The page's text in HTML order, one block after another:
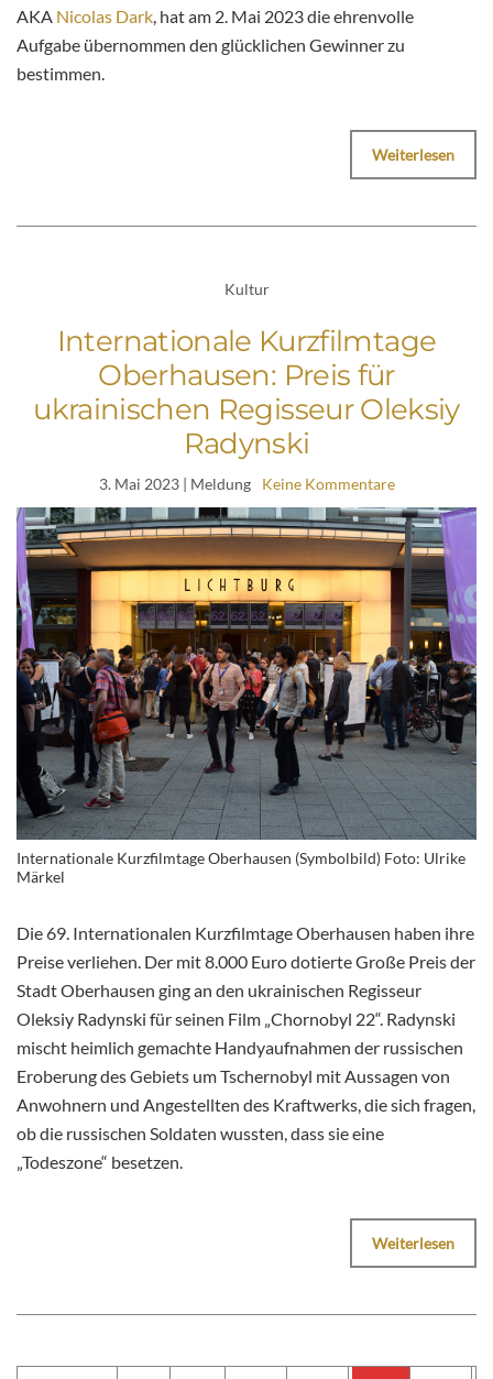
AKA Nicolas Dark, hat am 2. Mai 2023 die ehrenvolle
Aufgabe übernommen den glücklichen Gewinner zu
bestimmen.
Weiterlesen
Kultur
Internationale Kurzfilmtage
Oberhausen: Preis für
ukrainischen Regisseur Oleksiy
Radynski
3. Mai 2023| Meldung Keine Kommentare
Internationale Kurzfilmtage Oberhausen (Symbolbild) Foto: Ulrike
Märkel
Die 69. Internationalen Kurzfilmtage Oberhausen haben ihre
Preise verliehen. Der mit 8.000 Euro dotierte Große Preis der
Stadt Oberhausen ging an den ukrainischen Regisseur
Oleksiy Radynski für seinen Film „Chornobyl 22“. Radynski
mischt heimlich gemachte Handyaufnahmen der russischen
Eroberung des Gebiets um Tschernobyl mit Aussagen von
Anwohnern und Angestellten des Kraftwerks, die sich fragen,
ob die russischen Soldaten wussten, dass sie eine
„Todeszone“ besetzen.
Weiterlesen